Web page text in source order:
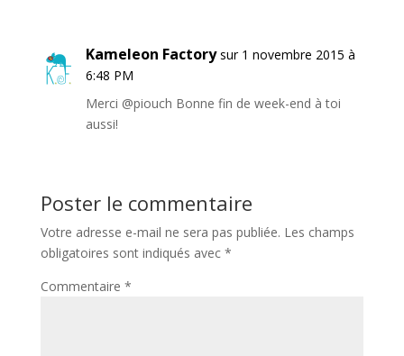
Kameleon Factory sur 1 novembre 2015 à
6:48 PM
Merci @piouch Bonne fin de week-end à toi
aussi!
Poster le commentaire
Votre adresse e-mail ne sera pas publiée. Les champs
obligatoires sont indiqués avec *
Commentaire *